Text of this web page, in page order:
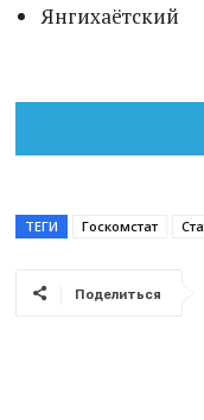
Янгихаётский
ТЕГИ Госкомстат
Поделиться